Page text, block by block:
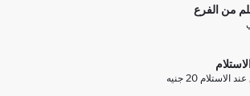
من الفرع
20 جنيه